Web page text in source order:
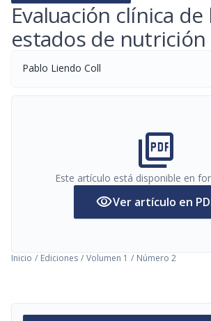
Evaluación clínica de
estados de nutrición
Pablo Liendo Coll
picture_as_pdf
Este artículo está disponible en
visibilityVer artículo en
Inicio / Ediciones / Volumen 1 / Número 2